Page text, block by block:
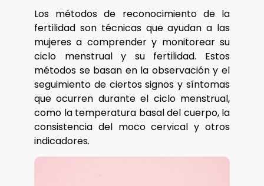
Los métodos de reconocimiento de la
fertilidad son técnicas que ayudan a las
mujeres a comprender y monitorear su
ciclo menstrual y su fertilidad. Estos
métodos se basan en la observación y el
seguimiento de ciertos signos y síntomas
que ocurren durante el ciclo menstrual,
como la temperatura basal del cuerpo, la
consistencia del moco cervical y otros
indicadores.